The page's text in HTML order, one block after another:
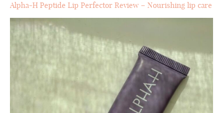
Alpha-H Peptide Lip Perfector Review – Nourishing lip care